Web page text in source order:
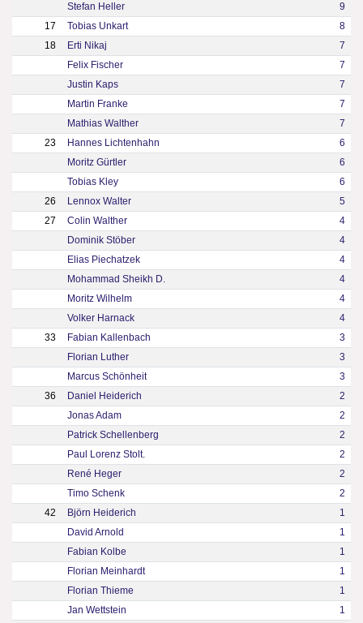
Stefan Heller
9
17
Tobias Unkart
8
18
Erti Nikaj
7
Felix Fischer
7
Justin Kaps
7
Martin Franke
7
Mathias Walther
7
23
Hannes Lichtenhahn
6
Moritz Gürtler
6
Tobias Kley
6
26
Lennox Walter
5
27
Colin Walther
4
Dominik Stöber
4
Elias Piechatzek
4
Mohammad Sheikh D.
4
Moritz Wilhelm
4
Volker Harnack
4
33
Fabian Kallenbach
3
Florian Luther
3
Marcus Schönheit
3
36
Daniel Heiderich
2
Jonas Adam
2
Patrick Schellenberg
2
Paul Lorenz Stolt.
2
René Heger
2
Timo Schenk
2
42
Björn Heiderich
1
David Arnold
1
Fabian Kolbe
1
Florian Meinhardt
1
Florian Thieme
1
Jan Wettstein
1